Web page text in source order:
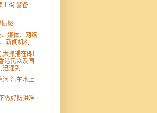
上街 警备
怒
媒体、网络
新闻机构
大抓捕在即!
港民众及国
迅速到...
河 汽车水上
做好防洪准